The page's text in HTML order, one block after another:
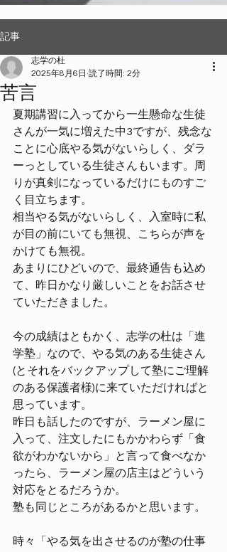
記事
苦言
志学の杜
2025年8月6日 読了時間: 2分
夏期講習に入ってから一生懸命な生徒
さんが一気に増えた中3ですが、残念な
ことに心底やる気がないらしく、ダラ
ーっとしている生徒さんもいます。周
りが真剣になっているだけにものすご
く目立ちます。
相当やる気がないらしく、入室時に私
が目の前にいても無視、こちらが声を
かけても無視。
あまりにひどいので、最終通告も込め
て、昨日かなり厳しいことをお話させ
ていただきました。
今の成績はともかく、志学の杜は「進
学塾」なので、やる気のある生徒さん
(とそれをバックアップして塾にご理解
のある保護者様)に来ていただければと
思っています。
昨日も話したのですが、ラーメン屋に
入って、注文したにもかかわらず「食
欲がわかないから」と言って食べなか
ったら、ラーメン屋の店主はどういう
対応をとるだろうか。
塾も同じところがあるかと思います。
時々「やる気を出させるのが塾の仕事